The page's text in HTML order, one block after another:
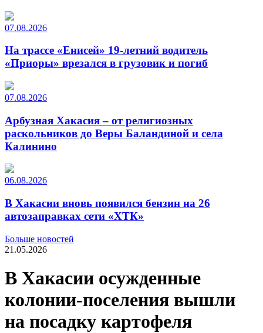
07.08.2026
На трассе «Енисей» 19-летний водитель
«Приоры» врезался в грузовик и погиб
07.08.2026
Арбузная Хакасия – от религиозных
раскольников до Веры Баландиной и села
Калинино
06.08.2026
В Хакасии вновь появился бензин на 26
автозаправках сети «ХТК»
Больше новостей
21.05.2026
В Хакасии осужденные
колонии-поселения вышли
на посадку картофеля